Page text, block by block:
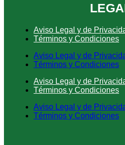
Aviso Legal y de
Términos y Condiciones
Aviso Legal y de
Términos y Condiciones
Aviso Legal y de
Términos y Condiciones
Aviso Legal y de
Términos y Condiciones